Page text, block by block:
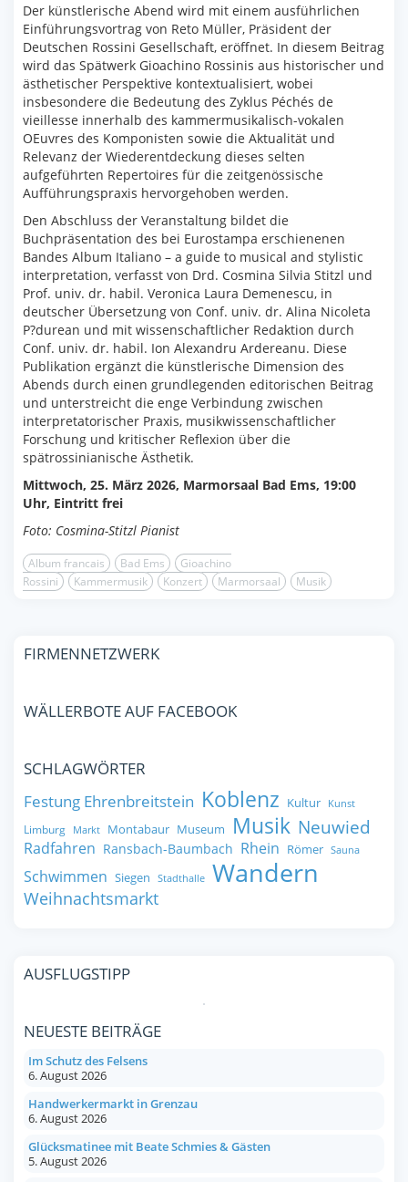
Der künstlerische Abend wird mit einem ausführlichen
Einführungsvortrag von Reto Müller, Präsident der
Deutschen Rossini Gesellschaft, eröffnet. In diesem Beitrag
wird das Spätwerk Gioachino Rossinis aus historischer und
ästhetischer Perspektive kontextualisiert, wobei
insbesondere die Bedeutung des Zyklus Péchés de
vieillesse innerhalb des kammermusikalisch-vokalen
OEuvres des Komponisten sowie die Aktualität und
Relevanz der Wiederentdeckung dieses selten
aufgeführten Repertoires für die zeitgenössische
Aufführungspraxis hervorgehoben werden.
Den Abschluss der Veranstaltung bildet die
Buchpräsentation des bei Eurostampa erschienenen
Bandes Album Italiano – a guide to musical and stylistic
interpretation, verfasst von Drd. Cosmina Silvia Stitzl und
Prof. univ. dr. habil. Veronica Laura Demenescu, in
deutscher Übersetzung von Conf. univ. dr. Alina Nicoleta
P?durean und mit wissenschaftlicher Redaktion durch
Conf. univ. dr. habil. Ion Alexandru Ardereanu. Diese
Publikation ergänzt die künstlerische Dimension des
Abends durch einen grundlegenden editorischen Beitrag
und unterstreicht die enge Verbindung zwischen
interpretatorischer Praxis, musikwissenschaftlicher
Forschung und kritischer Reflexion über die
spätrossinianische Ästhetik.
Mittwoch, 25. März 2026, Marmorsaal Bad Ems, 19:00
Uhr, Eintritt frei
Foto: Cosmina-Stitzl Pianist
Album francais Bad Ems
Gioachino
Rossini
Kammermusik Konzert Marmorsaal Musik
FIRMENNETZWERK
WÄLLERBOTE AUF FACEBOOK
SCHLAGWÖRTER
Festung Ehrenbreitstein Koblenz Kultur Kunst
Limburg Markt Montabaur Museum Musik Neuwied
Radfahren Ransbach-Baumbach Rhein Römer Sauna
Schwimmen Siegen Stadthalle Wandern
Weihnachtsmarkt
AUSFLUGSTIPP
NEUESTE BEITRÄGE
Im Schutz des Felsens
6. August 2026
Handwerkermarkt in Grenzau
6. August 2026
Glücksmatinee mit Beate Schmies & Gästen
5. August 2026